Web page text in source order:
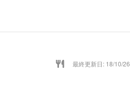
最終更新日: 18/10/26